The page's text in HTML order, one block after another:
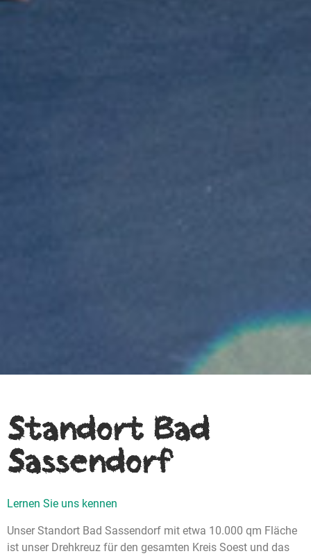
Standort Bad
Sassendorf
Lernen Sie uns kennen
Unser Standort Bad Sassendorf mit etwa 10.000 qm Fläche
ist unser Drehkreuz für den gesamten Kreis Soest und das